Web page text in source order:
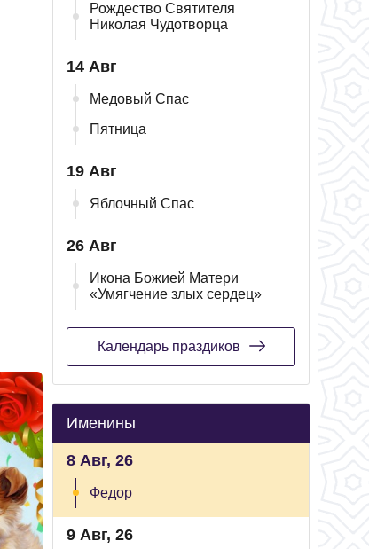
Рождество Святителя
Николая Чудотворца
14 Авг
Медовый Спас
Пятница
19 Авг
Яблочный Спас
26 Авг
Икона Божией Матери
«Умягчение злых сердец»
Календарь праздиков
Именины
8 Авг, 26
Федор
9 Авг, 26